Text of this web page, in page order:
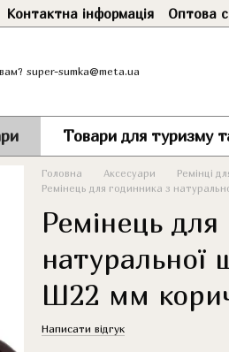
Контактна інформація Оптова
super-sumka@meta.ua
Товари для туризму
Головна Аксесуари
Ремінці
Ремінець для годинника з
Ремінець
Ш22 мм
Написати відгук